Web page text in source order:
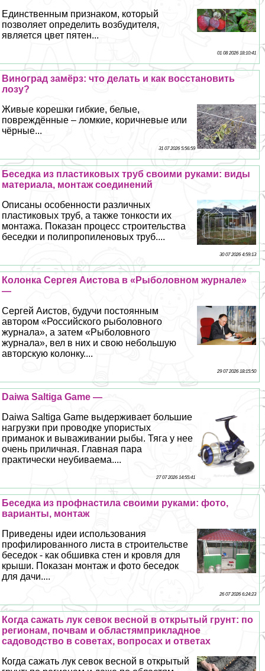
Единственным признаком, который
позволяет определить возбудителя,
является цвет пятен...
01 08 2026 18:10:41
Виноград замёрз: что делать и как восстановить
лозу?
Живые корешки гибкие, белые,
повреждённые – ломкие, коричневые или
чёрные...
31 07 2026 5:56:59
Беседка из пластиковых труб своими руками: виды
материала, монтаж соединений
Описаны особенности различных
пластиковых труб, а также тонкости их
монтажа. Показан процесс строительства
беседки и полипропиленовых труб....
30 07 2026 4:59:13
Колонка Сергея Аистова в «Рыболовном журнале»
—
Сергeй Аистов, будучи постоянным
автором «Российского рыболовного
журнала», а затем «Рыболовного
журнала», вел в них и свою небольшую
авторскую колонку....
29 07 2026 18:15:50
Daiwa Saltiga Game —
Daiwa Saltiga Game выдерживает большие
нагрузки при проводке упористых
приманок и вываживании рыбы. Тяга у нее
очень приличная. Главная пара
пpaктически неубиваема....
27 07 2026 14:55:41
Беседка из профнастила своими руками: фото,
варианты, монтаж
Приведены идеи использования
профилированного листа в строительстве
беседок - как обшивка стен и кровля для
крыши. Показан монтаж и фото беседок
для дачи....
26 07 2026 6:24:23
Когда сажать лук севок весной в открытый грунт: по
регионам, почвам и областямприкладное
садоводство в советах, вопросах и ответах
Когда сажать лук севок весной в открытый